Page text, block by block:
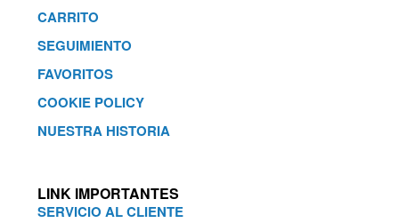
CARRITO
SEGUIMIENTO
FAVORITOS
COOKIE POLICY
NUESTRA HISTORIA
LINK IMPORTANTES
SERVICIO AL CLIENTE